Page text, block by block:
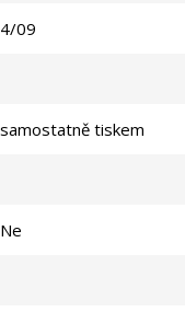
4/09
samostatně tiskem
Ne